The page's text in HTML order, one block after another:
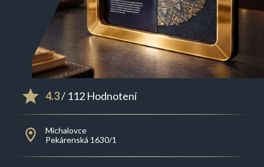
4.3/ 112 Hodnotení
Michalovce
Pekárenská 1630/1